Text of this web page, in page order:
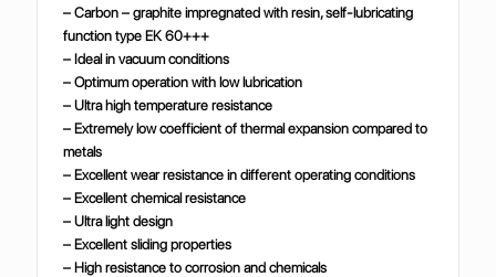
– Carbon – graphite impregnated with resin, self-lubricating
function type EK 60+++
– Ideal in vacuum conditions
– Optimum operation with low lubrication
– Ultra high temperature resistance
– Extremely low coefficient of thermal expansion compared to
metals
– Excellent wear resistance in different operating conditions
– Excellent chemical resistance
– Ultra light design
– Excellent sliding properties
– High resistance to corrosion and chemicals